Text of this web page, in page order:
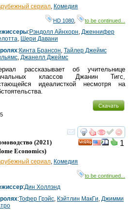
сериал Комедия
HD 1080 to be continued...
:Рэндолл Айнхорн Дженнифер
Шери Давани
:Кинта Брансон Тайлер Джеймс
Джанелл Джеймс
рассказывает об учительнице
классов Джанин Тигс,
идеалисткой несмотря на
Скачать
смотреть
1
(2021)
Economics)
сериал, Комедия
to be continued...
:Дин Холлэнд
:Тофер Грэйс, Кэйтлин МакГи, Джимми